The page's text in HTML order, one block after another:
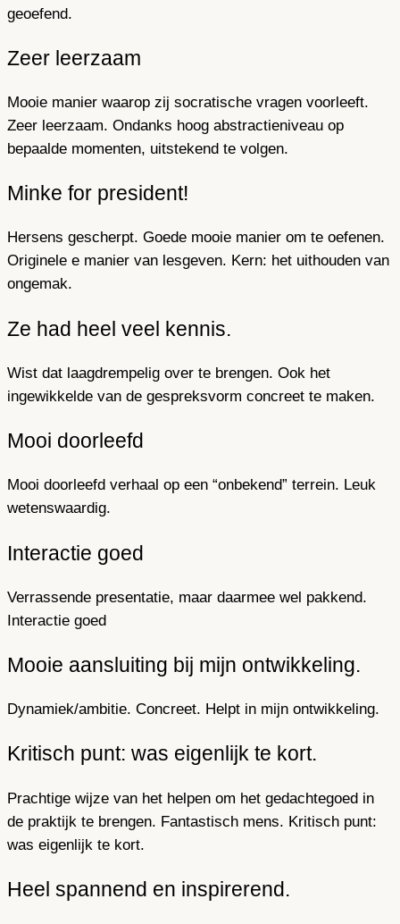
geoefend.
Zeer leerzaam
Mooie manier waarop zij socratische vragen voorleeft.
Zeer leerzaam. Ondanks hoog abstractieniveau op
bepaalde momenten, uitstekend te volgen.
Minke for president!
Hersens gescherpt. Goede mooie manier om te oefenen.
Originele e manier van lesgeven. Kern: het uithouden van
ongemak.
Ze had heel veel kennis.
Wist dat laagdrempelig over te brengen. Ook het
ingewikkelde van de gespreksvorm concreet te maken.
Mooi doorleefd
Mooi doorleefd verhaal op een “onbekend” terrein. Leuk
wetenswaardig.
Interactie goed
Verrassende presentatie, maar daarmee wel pakkend.
Interactie goed
Mooie aansluiting bij mijn ontwikkeling.
Dynamiek/ambitie. Concreet. Helpt in mijn ontwikkeling.
Kritisch punt: was eigenlijk te kort.
Prachtige wijze van het helpen om het gedachtegoed in
de praktijk te brengen. Fantastisch mens. Kritisch punt:
was eigenlijk te kort.
Heel spannend en inspirerend.